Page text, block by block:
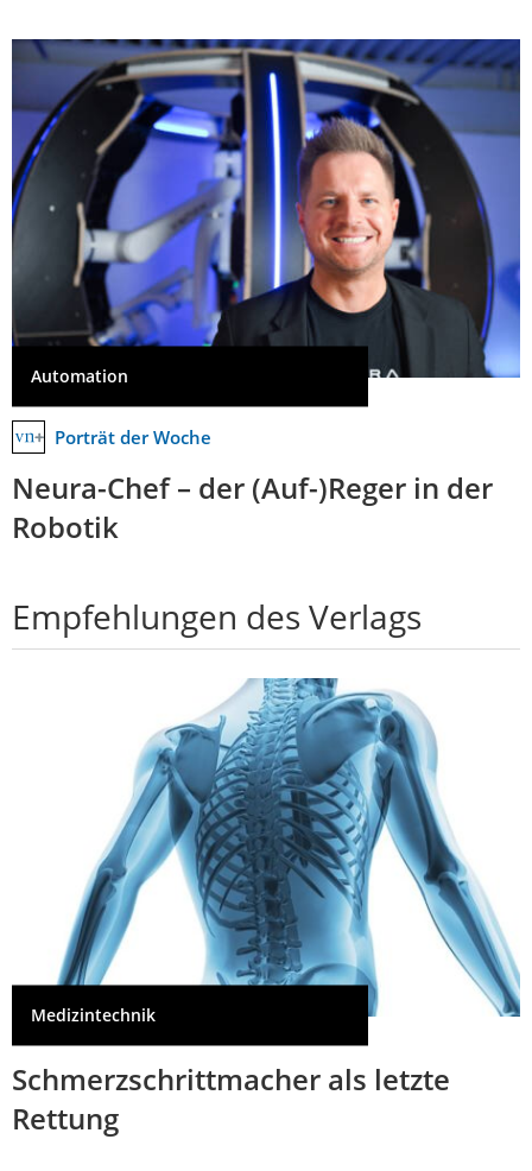
Automation
Porträt der Woche
Neura-Chef – der (Auf-)Reger in der
Robotik
Empfehlungen des Verlags
Medizintechnik
Schmerzschrittmacher als letzte
Rettung